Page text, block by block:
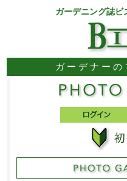
ガーデニング誌ビ
ガーデナー